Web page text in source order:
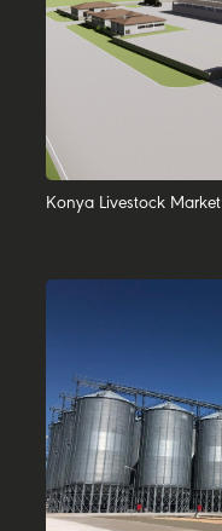
Konya Livestock Market